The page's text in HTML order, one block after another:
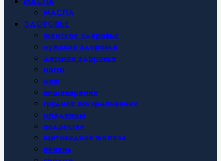
МАСЛА
ЗДОРОВЬЕ
женское здоровье
мужское здоровье
детское здоровье
ногти
мозг
пищеварение
грудное вскармливание
младенцы
подростки
щитовидная железа
печень